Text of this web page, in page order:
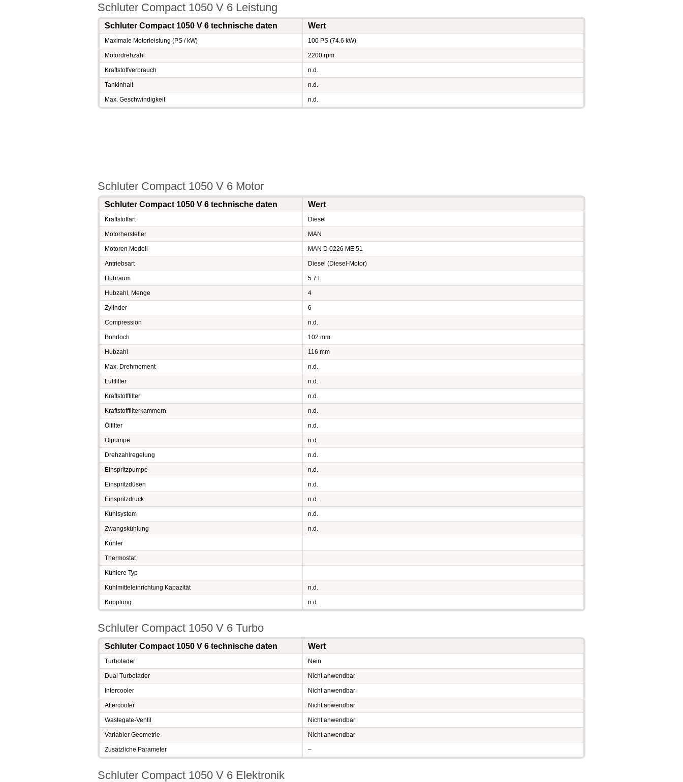
Schluter Compact 1050 V 6 Leistung
Schluter Compact 1050 V 6 technische daten Wert
Maximale Motorleistung (PS / kW) 100 PS (74.6 kW)
Motordrehzahl 2200 rpm
Kraftstoffverbrauch n.d.
Tankinhalt n.d.
Max. Geschwindigkeit n.d.
Schluter Compact 1050 V 6 Motor
Schluter Compact 1050 V 6 technische daten Wert
Kraftstoffart Diesel
Motorhersteller MAN
Motoren Modell MAN D 0226 ME 51
Antriebsart Diesel (Diesel-Motor)
Hubraum 5.7 l.
Hubzahl, Menge 4
Zylinder 6
Compression n.d.
Bohrloch 102 mm
Hubzahl 116 mm
Max. Drehmoment n.d.
Luftfilter n.d.
Kraftstofffilter n.d.
Kraftstofffilterkammern n.d.
Ölfilter n.d.
Ölpumpe n.d.
Drehzahlregelung n.d.
Einspritzpumpe n.d.
Einspritzdüsen n.d.
Einspritzdruck n.d.
Kühlsystem n.d.
Zwangskühlung n.d.
Kühler
Thermostat
Kühlere Typ
Kühlmitteleinrichtung Kapazität n.d.
Kupplung n.d.
Schluter Compact 1050 V 6 Turbo
Schluter Compact 1050 V 6 technische daten Wert
Turbolader Nein
Dual Turbolader Nicht anwendbar
Intercooler Nicht anwendbar
Aftercooler Nicht anwendbar
Wastegate-Ventil Nicht anwendbar
Variabler Geometrie Nicht anwendbar
Zusätzliche Parameter –
Schluter Compact 1050 V 6 Elektronik